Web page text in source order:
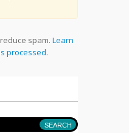
spam. Learn
processed.